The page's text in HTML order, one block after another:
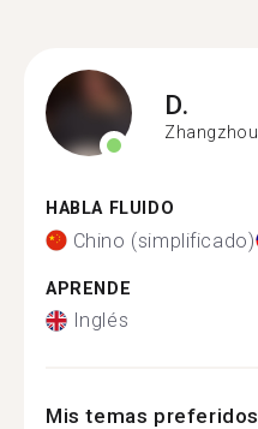
D.
Zhangzhou
HABLA FLUIDO
Chino (simplificado)
APRENDE
Inglés
Mis temas preferidos